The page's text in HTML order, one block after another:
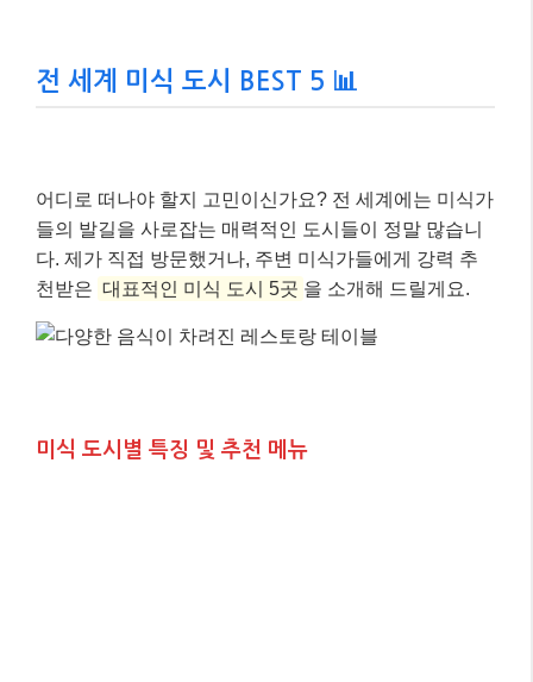
전 세계 미식 도시 BEST 5 📊
어디로 떠나야 할지 고민이신가요? 전 세계에는 미식가
들의 발길을 사로잡는 매력적인 도시들이 정말 많습니
다. 제가 직접 방문했거나, 주변 미식가들에게 강력 추
천받은 대표적인 미식 도시 5곳 을 소개해 드릴게요.
미식 도시별 특징 및 추천 메뉴